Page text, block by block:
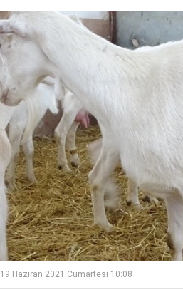
19 Haziran 2021 Cumartesi 10:08